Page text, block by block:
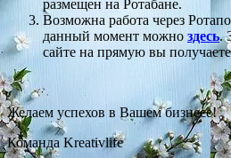
размещен на Ротабане.
Возможна работа через
данный момент можно здесь.
сайте на прямую вы
Желаем успехов в Вашем бизнесе!
Команда Kreativlife